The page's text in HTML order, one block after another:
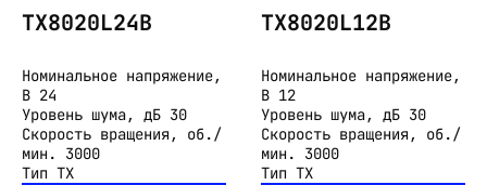
TX8020L24B
Номинальное напряжение,
В 24
Уровень шума, дБ 30
Скорость вращения, об./
мин.
3000
Тип TX
TX8020L12B
Номинальное напряжение,
В 12
Уровень шума, дБ 30
Скорость вращения, об./
мин.
3000
Тип TX